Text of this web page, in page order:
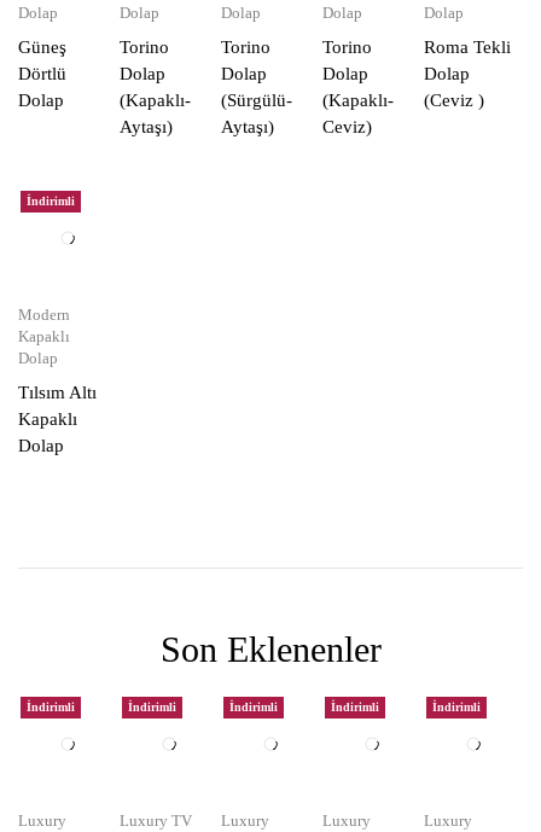
Dolap
Güneş
Dörtlü
Dolap
Dolap
Torino
Dolap
(Kapaklı-
Aytaşı)
Dolap
Torino
Dolap
(Sürgülü-
Aytaşı)
Dolap
Torino
Dolap
(Kapaklı-
Ceviz)
Dolap
Roma Tekli
Dolap
(Ceviz )
İndirimli
Modern
Kapaklı
Dolap
Tılsım Altı
Kapaklı
Dolap
Son Eklenenler
İndirimli
Luxury
İndirimli
Luxury TV
İndirimli
Luxury
İndirimli
Luxury
İndirimli
Luxury